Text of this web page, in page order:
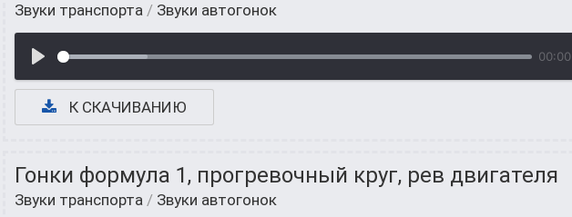
Звуки транспорта / Звуки автогонок
00:00
К СКАЧИВАНИЮ
Гонки формула 1, прогревочный круг, рев двигателя
Звуки транспорта / Звуки автогонок